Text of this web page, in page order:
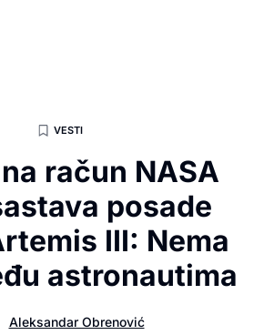
VESTI
račun NASA
posade
III: Nema
astronautima
Aleksandar Obrenović